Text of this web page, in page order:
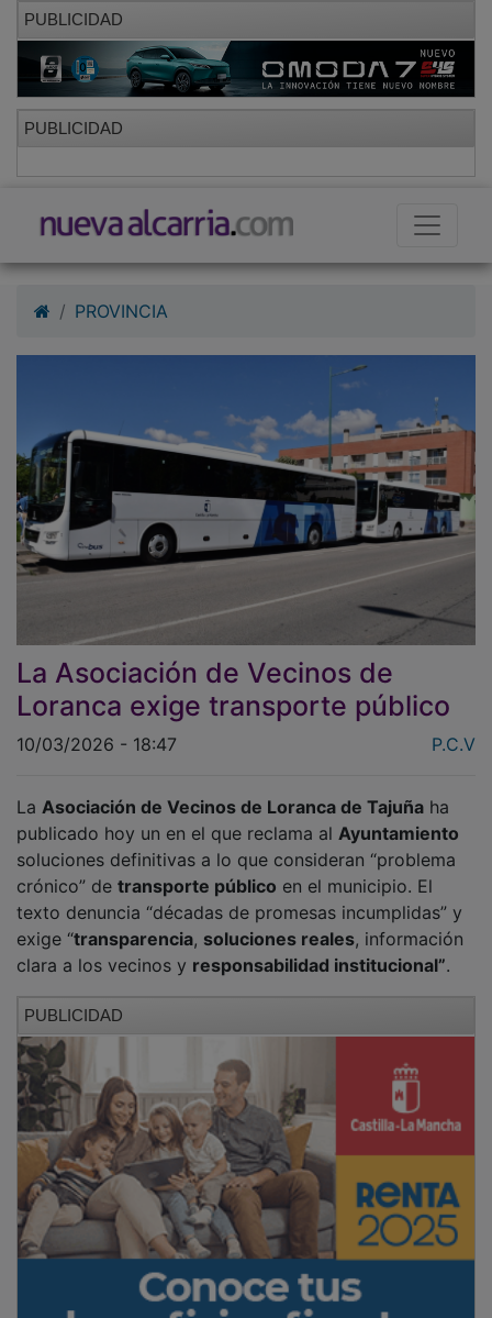
PUBLICIDAD
PUBLICIDAD
La Asociación de Vecinos de
Loranca exige transporte público
10/03/2026 - 18:47
La Asociación de Vecinos de Loranca de Tajuña
publicado hoy un en el que reclama al
Ayuntamiento
soluciones definitivas a lo que consideran “problema
crónico” de
transporte público
en el municipio. El
texto denuncia “décadas de promesas incumplidas” y
exige “
transparencia , soluciones reales , información
clara a los vecinos y
responsabilidad institucional”